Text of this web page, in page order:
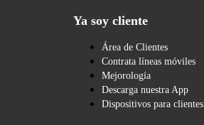
Ya soy cliente
Área de Clientes
Contrata líneas móviles
Mejorología
Descarga nuestra App
Dispositivos para clientes